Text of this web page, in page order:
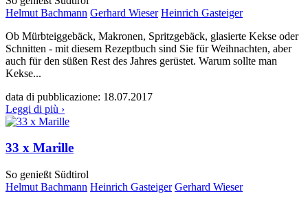
Helmut Bachmann Gerhard Wieser Heinrich Gasteiger
Ob Mürbteiggebäck, Makronen, Spritzgebäck, glasierte Kekse oder
Schnitten - mit diesem Rezeptbuch sind Sie für Weihnachten, aber
auch für den süßen Rest des Jahres gerüstet. Warum sollte man
Kekse...
data di pubblicazione: 18.07.2017
Leggi di più ›
33 x Marille
So genießt Südtirol
Helmut Bachmann Heinrich Gasteiger Gerhard Wieser